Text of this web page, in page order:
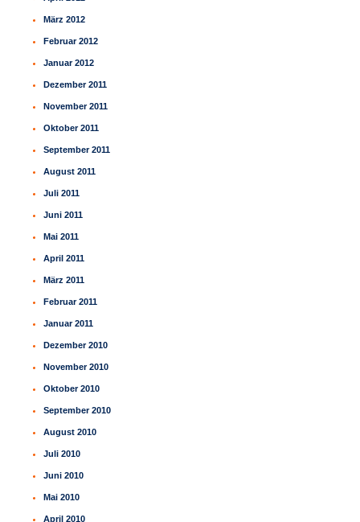
März 2012
Februar 2012
Januar 2012
Dezember 2011
November 2011
Oktober 2011
September 2011
August 2011
Juli 2011
Juni 2011
Mai 2011
April 2011
März 2011
Februar 2011
Januar 2011
Dezember 2010
November 2010
Oktober 2010
September 2010
August 2010
Juli 2010
Juni 2010
Mai 2010
April 2010